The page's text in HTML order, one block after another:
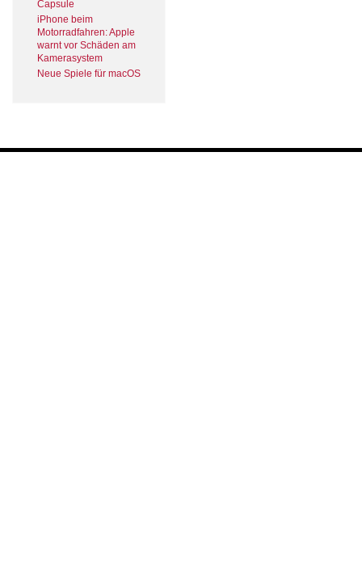
Capsule
iPhone beim
Motorradfahren: Apple
warnt vor Schäden am
Kamerasystem
Neue Spiele für macOS